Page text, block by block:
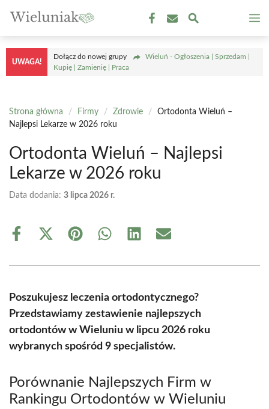
treści
UWAGA!
Dołącz do nowej grupy
Wieluń - Ogłoszenia | Sprzedam |
Kupię | Zamienię | Praca
Strona główna / Firmy / Zdrowie /
Ortodonta Wieluń –
Najlepsi Lekarze w 2026 roku
Ortodonta Wieluń – Najlepsi
Lekarze w 2026 roku
Data dodania: 3 lipca 2026 r.
Share
Share
(Twitter)
Share Share Share Share
Poszukujesz leczenia ortodontycznego?
Przedstawiamy zestawienie najlepszych
ortodontów w Wieluniu w lipcu 2026 roku
wybranych spośród 9 specjalistów.
Porównanie Najlepszych Firm w
Rankingu Ortodontów w Wieluniu